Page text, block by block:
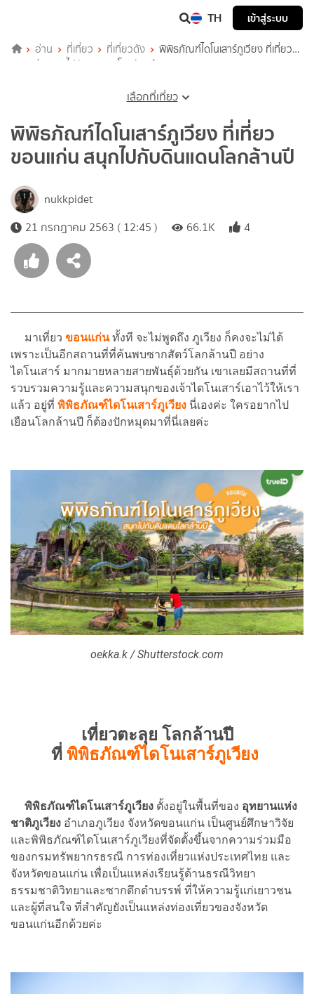
TH เข้าสู่ระบบ
อ่าน ที่เที่ยว ที่เที่ยวดัง
พิพิธภัณฑ์ไดโนเสาร์ภูเวียง ที่เที่ยว
ขอนแก่น สนุกไปกับดินแดนโลกล้านปี
เลือกที่เที่ยว
พิพิธภัณฑ์ไดโนเสาร์ภูเวียง ที่เที่ยว
ขอนแก่น สนุกไปกับดินแดนโลกล้านปี
nukkpidet
21 กรกฎาคม 2563 ( 12:45 )
66.1K 4
มาเที่ยว ขอนแก่นทั้งที จะไม่พูดถึง ภูเวียง ก็คงจะไม่ได้
เพราะเป็นอีกสถานที่ที่ค้นพบซากสัตว์โลกล้านปี อย่าง
ไดโนเสาร์ มากมายหลายสายพันธุ์ด้วยกัน เขาเลยมีสถานที่ที่
รวบรวมความรู้และความสนุกของเจ้าไดโนเสาร์เอาไว้ให้เรา
แล้ว อยู่ที่ พิพิธภัณฑ์ไดโนเสาร์ภูเวียง นี่เองค่ะ ใครอยากไป
เยือนโลกล้านปี ก็ต้องปักหมุดมาที่นี่เลยค่ะ
oekka.k / Shutterstock.com
เที่ยวตะลุย โลกล้านปี
ที่ พิพิธภัณฑ์ไดโนเสาร์ภูเวียง
พิพิธภัณฑ์ไดโนเสาร์ภูเวียง ตั้งอยู่ในพื้นที่ของ อุทยานแห่ง
ชาติภูเวียง อำเภอภูเวียง จังหวัดขอนแก่น เป็นศูนย์ศึกษาวิจัย
และพิพิธภัณฑ์ไดโนเสาร์ภูเวียงที่จัดตั้งขึ้นจากความร่วมมือ
ของกรมทรัพยากรธรณี การท่องเที่ยวแห่งประเทศไทย และ
จังหวัดขอนแก่น เพื่อเป็นแหล่งเรียนรู้ด้านธรณีวิทยา
ธรรมชาติวิทยาและซากดึกดำบรรพ์ ที่ให้ความรู้แก่เยาวชน
และผู้ที่สนใจ ที่สำคัญยังเป็นแหล่งท่องเที่ยวของจังหวัด
ขอนแก่นอีกด้วยค่ะ